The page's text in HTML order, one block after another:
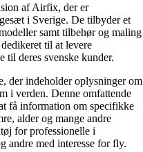
af Airfix, der er
i Sverige. De tilbyder et
samt tilbehør og maling
til at levere
til deres svenske kunder.
der indeholder oplysninger om
i verden. Denne omfattende
få information om specifikke
alder og mange andre
for professionelle i
andre med interesse for fly.